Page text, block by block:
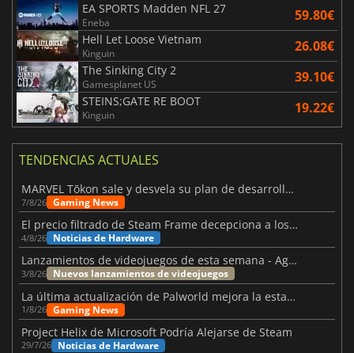
EA SPORTS Madden NFL 27
Eneba 59.80€
Hell Let Loose Vietnam
Kinguin 26.08€
The Sinking City 2
Gamesplanet US 39.10€
STEINS;GATE RE BOOT
Kinguin 19.22€
TENDENCIAS ACTUALES
MARVEL Tōkon sale y desvela su plan de desarrollo para el primer año
7/8/26 Gaming News
El precio filtrado de Steam Frame decepciona a los usuarios
4/8/26 Noticias de Hardware
Lanzamientos de videojuegos de esta semana - Agosto de 2026 (semana 32)
3/8/26 Nuevos lanzamientos de videojuegos
La última actualización de Palworld mejora la estabilidad
1/8/26 Gaming News
Project Helix de Microsoft Podría Alejarse de Steam
29/7/26 Noticias de Hardware